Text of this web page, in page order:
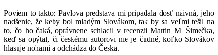
Poviem to takto: Pavlova predstava mi pripadala dosť naivná, jeho
nadšenie, že keby bol mladým Slovákom, tak by sa veľmi tešil na
to, čo ho čaká, oprávnene schladil v recenzii Martin M. Šimečka,
keď sa opýtal, či českému autorovi nie je čudné, koľko Slovákov
hlasuje nohami a odchádza do Česka.